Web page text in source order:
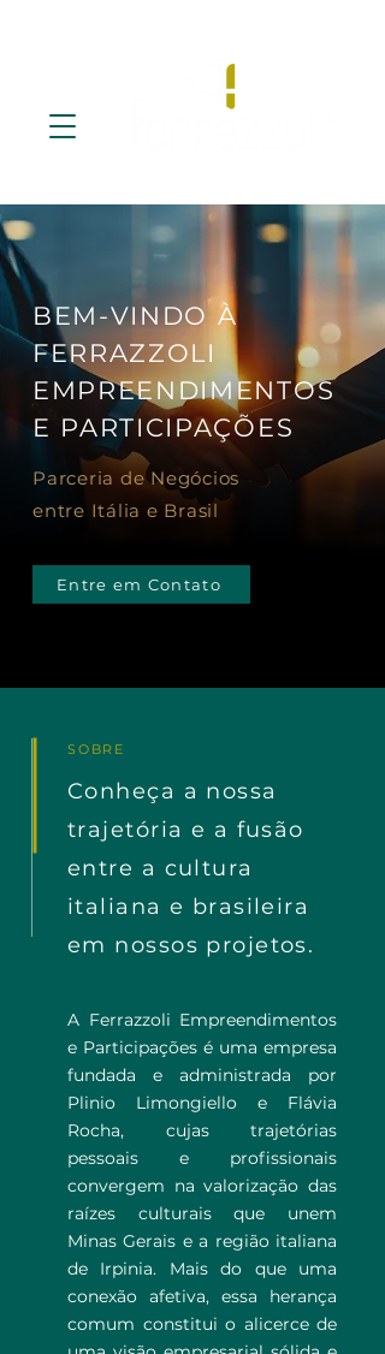
BEM-VINDO À
FERRAZZOLI
EMPREENDIMENTOS
E PARTICIPAÇÕES
Parceria de Negócios
entre Itália e Brasil
Entre em Contato
SOBRE
Conheça a nossa
trajetória e a fusão
entre a cultura
italiana e brasileira
em nossos projetos.
A Ferrazzoli Empreendimentos
e Participações é uma empresa
fundada e administrada por
Plinio Limongiello e Flávia
Rocha, cujas trajetórias
pessoais e profissionais
convergem na valorização das
raízes culturais que unem
Minas Gerais e a região italiana
de Irpinia. Mais do que uma
conexão afetiva, essa herança
comum constitui o alicerce de